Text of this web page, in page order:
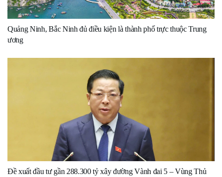
Quảng Ninh, Bắc Ninh đủ điều kiện là thành phố trực thuộc Trung
ương
Đề xuất đầu tư gần 288.300 tỷ xây đường Vành đai 5 – Vùng Thủ